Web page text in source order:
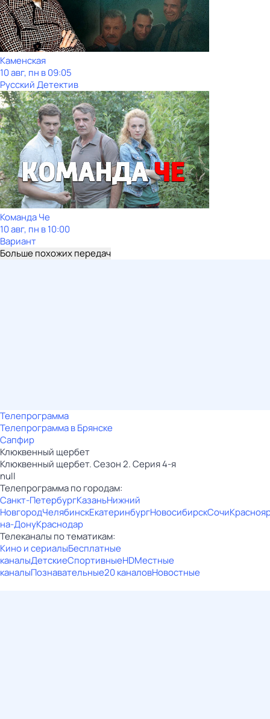
Каменская
10 авг, пн в 09:05
Русский Детектив
Команда Че
10 авг, пн в 10:00
Вариант
Больше похожих передач
Телепрограмма
Телепрограмма в Брянске
Сапфир
Клюквенный щербет
Клюквенный щербет. Сезон 2. Серия 4-я
null
Телепрограмма по городам:
Санкт-ПетербургКазаньНижний
НовгородЧелябинскЕкатеринбургНовосибирскСочи
на-ДонуКраснодар
Телеканалы по тематикам:
Кино и сериалыБесплатные
каналыДетскиеСпортивныеHDМестные
каналыПознавательные20 каналовНовостные